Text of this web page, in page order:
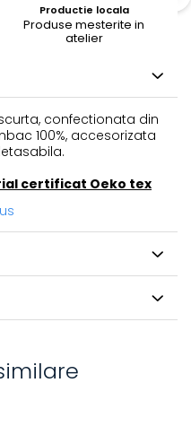
Productie locala
Produse mesterite in
atelier
confectionata din
100%, accesorizata
certificat Oeko tex